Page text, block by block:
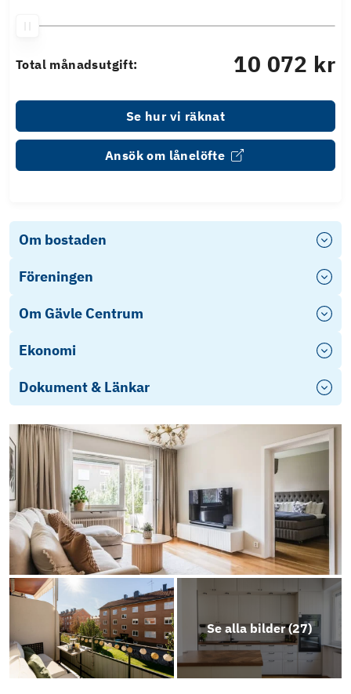
Total månadsutgift: 10 072 kr
Se hur vi räknat
Ansök om lånelöfte
Om bostaden
Föreningen
Om Gävle Centrum
Ekonomi
Dokument & Länkar
fragelista-publik_2026-05-28_10-17
ÅR 2024
Energideklaration
Stadgar BRF Belgien 2024
Objektsbeskrivning
Se alla bilder (27)